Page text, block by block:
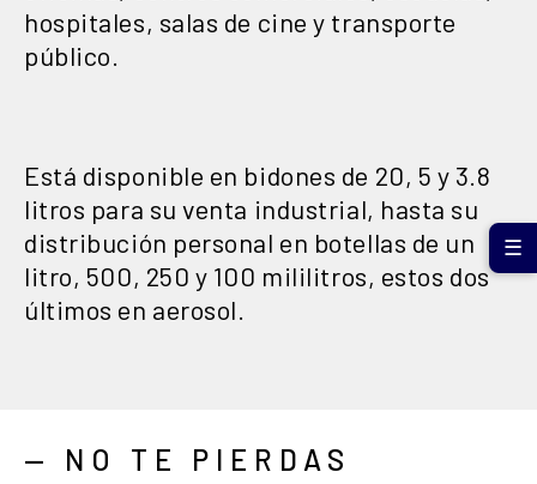
hospitales, salas de cine y transporte
público.
Está disponible en bidones de 20, 5 y 3.8
litros para su venta industrial, hasta su
distribución personal en botellas de un
litro, 500, 250 y 100 mililitros, estos dos
últimos en aerosol.
— NO TE PIERDAS
☰